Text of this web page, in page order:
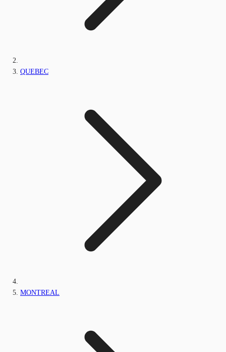
QUEBEC
MONTREAL